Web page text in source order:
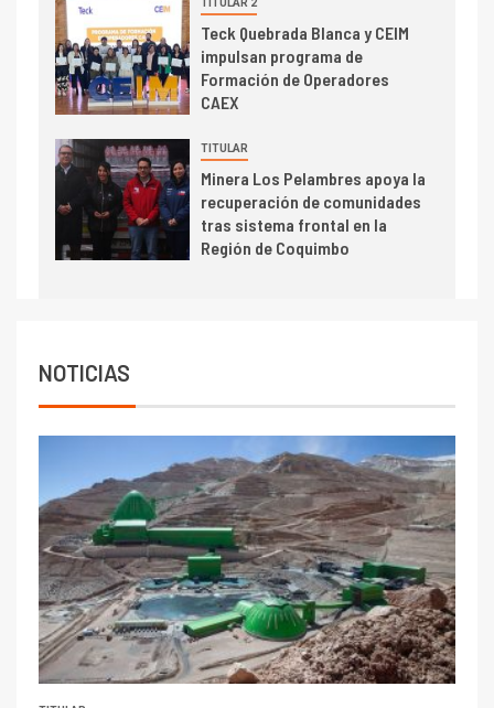
5
Estudio revela cómo el precio
del cobre y educación superior
se relacionan en zonas
mineras
6
BHP proyecta producción de
cobre cercana a 2 millones de
toneladas tras récord en
Escondida
Teck Quebrada Blanca y CEIM
impulsan programa de
Formación de Operadores
CAEX
TITULAR
Minera Los Pelambres apoya la
recuperación de comunidades
tras sistema frontal en la
Región de Coquimbo
NOTICIAS